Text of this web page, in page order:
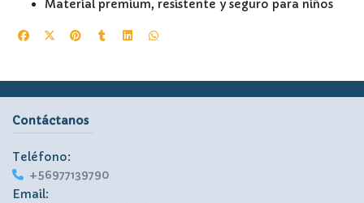
Material premium, resistente y seguro para niños
Contáctanos
Teléfono:
+56977139790
Email: